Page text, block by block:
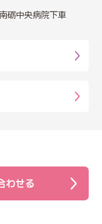
砺中央病院下車
わせる